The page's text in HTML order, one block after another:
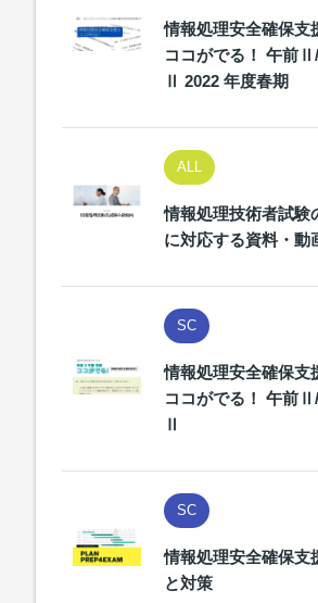
情報処理安全確保支
ココがでる！ 午前
Ⅱ 2022 年度春期
ALL
情報処理技術者試験
に対応する資料・動
SC
情報処理安全確保支
ココがでる！ 午前
Ⅱ
SC
情報処理安全確保支
と対策